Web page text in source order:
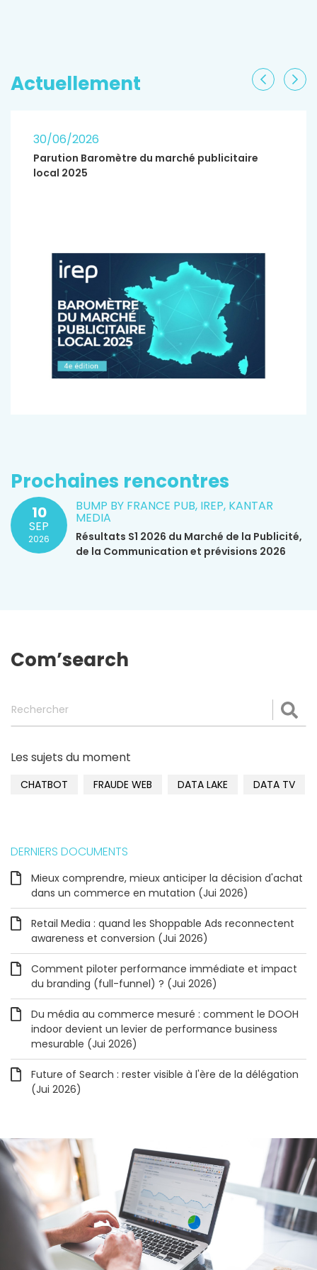
Actuellement
30/06/2026
Parution Baromètre du marché publicitaire
local 2025
Prochaines rencontres
10
SEP
2026
BUMP BY FRANCE PUB, IREP, KANTAR
MEDIA
Résultats S1 2026 du Marché de la Publicité,
de la Communication et prévisions 2026
Com’search
Les sujets du moment
CHATBOT FRAUDE WEB DATA LAKE DATA TV
DERNIERS DOCUMENTS
Mieux comprendre, mieux anticiper la décision d'achat
dans un commerce en mutation (Jui 2026)
Retail Media : quand les Shoppable Ads reconnectent
awareness et conversion (Jui 2026)
Comment piloter performance immédiate et impact
du branding (full-funnel) ? (Jui 2026)
Du média au commerce mesuré : comment le DOOH
indoor devient un levier de performance business
mesurable (Jui 2026)
Future of Search : rester visible à l'ère de la délégation
(Jui 2026)